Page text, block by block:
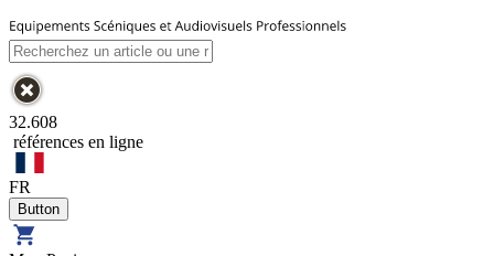
32.608
références en ligne
FR